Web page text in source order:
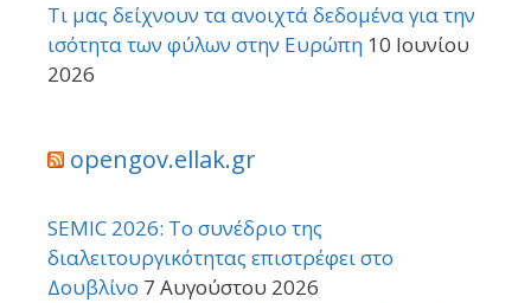
Τι μας δείχνουν τα ανοιχτά δεδομένα για την
ισότητα των φύλων στην Ευρώπη 10 Ιουνίου
2026
opengov.ellak.gr
SEMIC 2026: Το συνέδριο της
διαλειτουργικότητας επιστρέφει στο
Δουβλίνο 7 Αυγούστου 2026